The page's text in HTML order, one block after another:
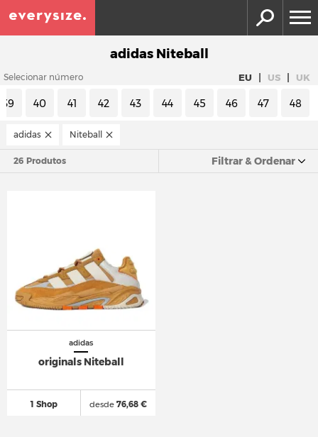
adidas Niteball
Selecionar número EU | US | UK
39 40 41 42 43 44 45 46 47 48
adidas Niteball
26 Produtos Filtrar & Ordenar
adidas
originals Niteball
1 Shop desde76,68 €